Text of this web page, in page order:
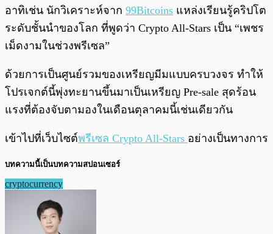
อาทิเช่น นักวิเคราะห์จาก 99Bitcoins แหล่งเรียนรู้คริปโต
ระดับชั้นนำของโลก ที่พูดว่า Crypto All-Stars เป็น “เพชร
เม็ดงามในช่วงพรีเซล”
ด้วยการเป็นศูนย์รวมของเหรียญมีมแบบครบวงจร ทำให้
โปรเจกต์นี้พุ่งทะยานขึ้นมาเป็นเหรียญ Pre-sale สุดร้อน
แรงที่ต้องจับตามองในเดือนตุลาคมนี้เช่นเดียวกัน
เข้าไปที่เว็บไซต์พรีเซล Crypto All-Stars อย่างเป็นทางการ
บทความนี้เป็นบทความสปอนเซอร์
cryptocurrency